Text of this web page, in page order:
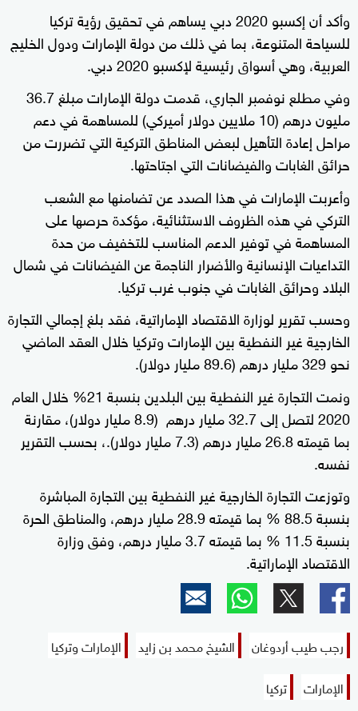
وأكد أن إكسبو 2020 دبي يساهم في تحقيق رؤية تركيا
للسياحة المتنوعة، بما في ذلك من دولة الإمارات ودول الخليج
العربية، وهي أسواق رئيسية لإكسبو 2020 دبي.
وفي مطلع نوفمبر الجاري، قدمت دولة الإمارات مبلغ 36.7
مليون درهم (10 ملايين دولار أميركي) للمساهمة في دعم
مراحل إعادة التأهيل لبعض المناطق التركية التي تضررت من
حرائق الغابات والفيضانات التي اجتاحتها.
وأعربت الإمارات في هذا الصدد عن تضامنها مع الشعب
التركي في هذه الظروف الاستثنائية، مؤكدة حرصها على
المساهمة في توفير الدعم المناسب للتخفيف من حدة
التداعيات الإنسانية والأضرار الناجمة عن الفيضانات في شمال
البلاد وحرائق الغابات في جنوب غرب تركيا.
وحسب تقرير لوزارة الاقتصاد الإماراتية، فقد بلغ إجمالي التجارة
الخارجية غير النفطية بين الإمارات وتركيا خلال العقد الماضي
نحو 329 مليار درهم (89.6 مليار دولار).
ونمت التجارة غير النفطية بين البلدين بنسبة 21% خلال العام
2020 لتصل إلى 32.7 مليار درهم (8.9 مليار دولار)، مقارنة
بما قيمته 26.8 مليار درهم (7.3 مليار دولار).، بحسب التقرير
نفسه.
وتوزعت التجارة الخارجية غير النفطية بين التجارة المباشرة
بنسبة 88.5 % بما قيمته 28.9 مليار درهم، والمناطق الحرة
بنسبة 11.5 % بما قيمته 3.7 مليار درهم، وفق وزارة
الاقتصاد الإماراتية.
رجب طيب أردوغان الشيخ محمد بن زايد
الإمارات وتركيا
الإمارات
تركيا